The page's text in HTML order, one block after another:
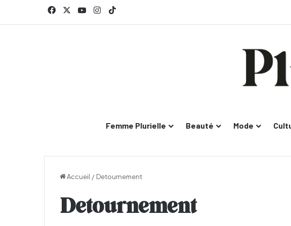
FacebookYouTubeInstagram
Femme Plurielle Beauté Mode
Accueil / Detournement
Detournement